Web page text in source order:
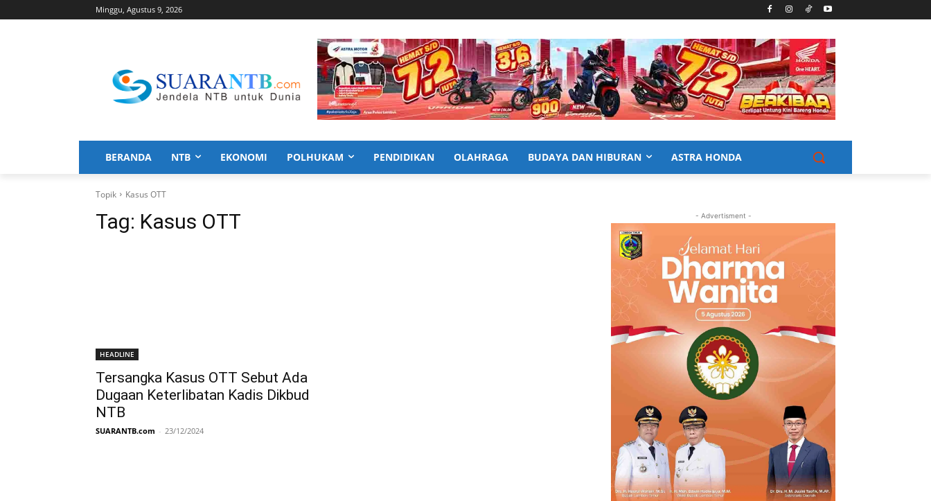
Minggu, Agustus 9, 2026
BERANDA NTB EKONOMI POLHUKAM PENDIDIKAN OLAHRAGA BUDAYA DAN HIBURAN ASTRA HONDA
Topik Kasus OTT
Tag: Kasus OTT
HEADLINE
Tersangka Kasus OTT Sebut Ada
Dugaan Keterlibatan Kadis Dikbud
NTB
SUARANTB.com - 23/12/2024
- Advertisment -